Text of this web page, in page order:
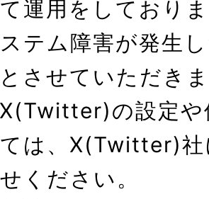
運用をしており
テム障害が発生
させていただき
X(Twitter)の設定
は、X(Twitter)社
ください。